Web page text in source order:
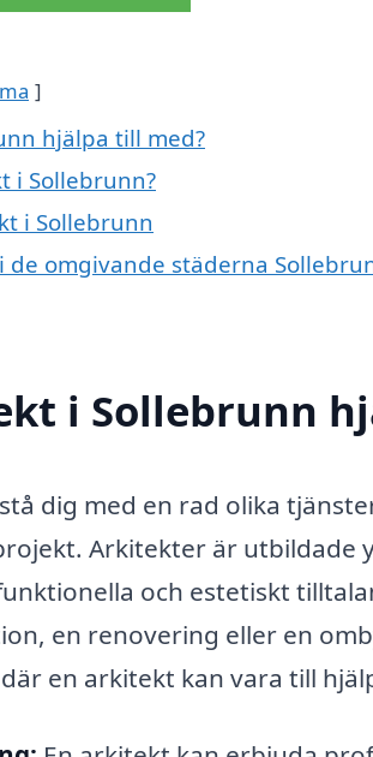
hjälpa till med?
i Sollebrunn?
i Sollebrunn
de omgivande städerna
i Sollebrunn
dig med en rad olika
Arkitekter är utbildade
och estetiskt
en renovering eller en
en arkitekt kan vara till